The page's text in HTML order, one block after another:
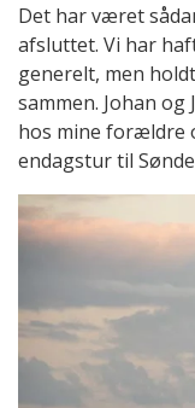
Det har været
afsluttet. Vi har
generelt, men
sammen. Johan
hos mine forældre
endagstur til